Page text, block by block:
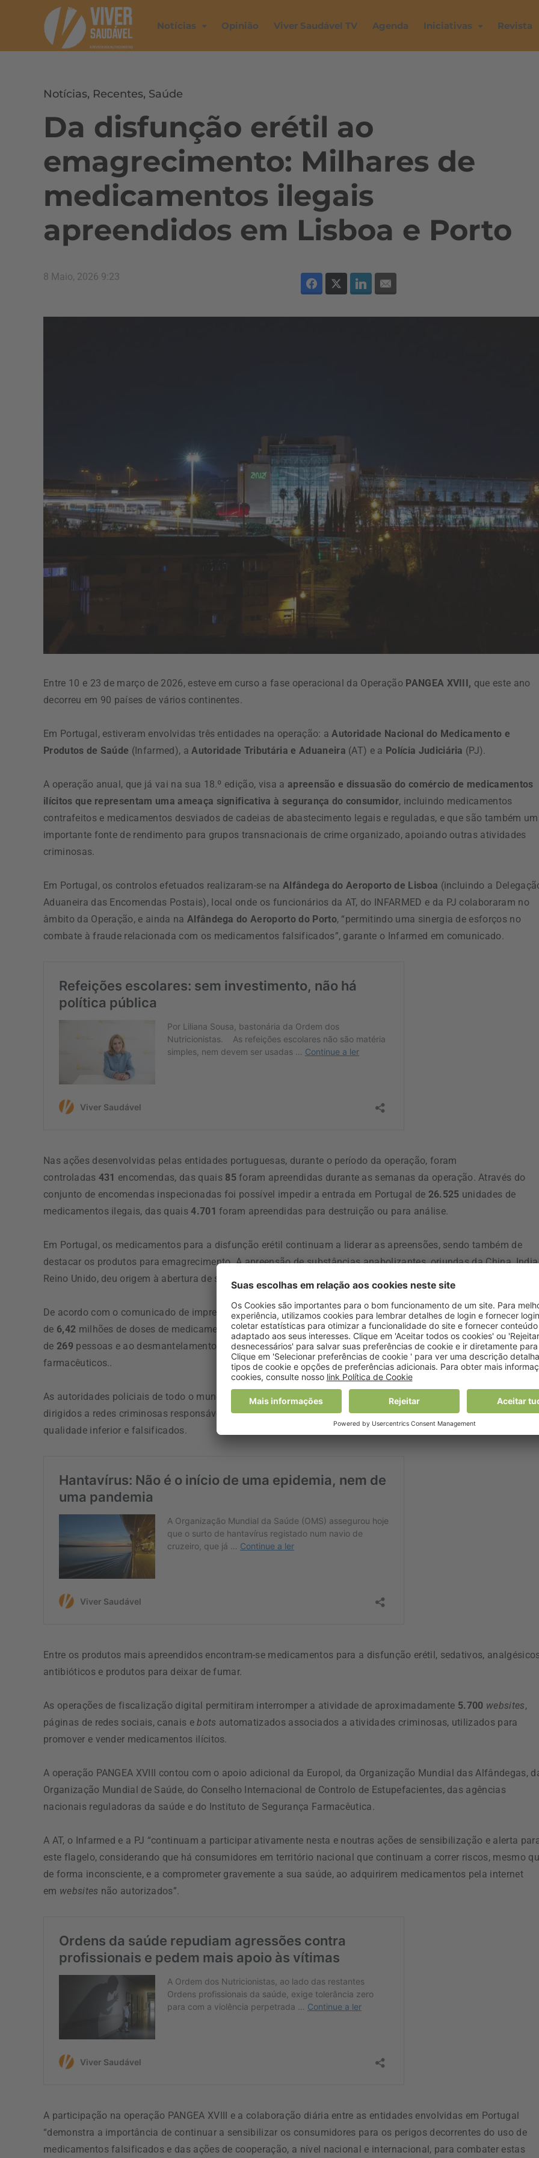
Notícias Opinião Viver Saudável TV Agenda Iniciativas Revista
Notícias, Recentes, Saúde
Da disfunção erétil ao
emagrecimento: Milhares de
medicamentos ilegais
apreendidos em Lisboa e Porto
8 Maio, 2026 9:23
Entre 10 e 23 de março de 2026, esteve em curso a fase operacional da Operação PANGEA XVIII, que este ano
decorreu em 90 países de vários continentes.
Em Portugal, estiveram envolvidas três entidades na operação: a Autoridade Nacional do Medicamento e
Produtos de Saúde (Infarmed), aAutoridade Tributária e Aduaneira (AT) e a Polícia Judiciária (PJ).
A operação anual, que já vai na sua 18.º edição, visa a apreensão e dissuasão do comércio de medicamentos
ilícitos que representam uma ameaça significativa à segurança do consumidor, incluindo medicamentos
contrafeitos e medicamentos desviados de cadeias de abastecimento legais e reguladas, e que são também
importante fonte de rendimento para grupos transnacionais de crime organizado, apoiando outras atividades
criminosas.
Em Portugal, os controlos efetuados realizaram-se na Alfândega do Aeroporto de Lisboa (incluindo a
Aduaneira das Encomendas Postais), local onde os funcionários da AT, do INFARMED e da PJ colaboraram no
âmbito da Operação, e ainda na Alfândega do Aeroporto do Porto, “permitindo uma sinergia de esforços no
combate à fraude relacionada com os medicamentos falsificados”, garante o Infarmed em comunicado.
Nas ações desenvolvidas pelas entidades portuguesas, durante o período da operação, foram
controladas 431 encomendas, das quais 85foram apreendidas durante as semanas da operação. Através do
conjunto de encomendas inspecionadas foi possível impedir a entrada em Portugal de 26.525 unidades de
medicamentos ilegais, das quais4.701 foram apreendidas para destruição ou para análise.
Em Portugal, os medicamentos para a disfunção erétil continuam a liderar as apreensões, sendo também de
destacar os produtos para emagrecimento. A apreensão de substâncias anabolizantes, oriundas da China,
Reino Unido, deu origem à abertura de sete inquéritos crime cuja investigação fica a cargo da Polícia Judiciária.
De acordo com o comunicado de imprensa da Interpol, a Operação PANGEA XVIII levou à apreensão
de 6,42 milhões de doses de medicamentos ilícitos, no valor de cerca de13 milhões de euros,à detenção
de 269 pessoas e ao desmantelamento de66grupos criminosos envolvidos no comércio ilícito de produtos
farmacêuticos..
As autoridades policiais de todo o mundo lançaram392investigações e executaram158
mandados de busca
dirigidos a redes criminosas responsáveis pela distribuição de produtos médicos não aprovados, contrafeitos,
qualidade inferior e falsificados.
Entre os produtos mais apreendidos encontram-se medicamentos para a disfunção erétil, sedativos,
antibióticos e produtos para deixar de fumar.
As operações de fiscalização digital permitiram interromper a atividade de aproximadamente 5.700 websites,
páginas de redes sociais, canais ebots automatizados associados a atividades criminosas, utilizados para
promover e vender medicamentos ilícitos.
A operação PANGEA XVIII contou com o apoio adicional da Europol, da Organização Mundial das Alfândegas,
Organização Mundial de Saúde, do Conselho Internacional de Controlo de Estupefacientes, das agências
nacionais reguladoras da saúde e do Instituto de Segurança Farmacêutica.
A AT, o Infarmed e a PJ “continuam a participar ativamente nesta e noutras ações de sensibilização e alerta
este flagelo, considerando que há consumidores em território nacional que continuam a correr riscos, mesmo
de forma inconsciente, e a comprometer gravemente a sua saúde, ao adquirirem medicamentos pela internet
em websites não autorizados”.
A participação na operação PANGEA XVIII e a colaboração diária entre as entidades envolvidas em Portugal
“demonstra a importância de continuar a sensibilizar os consumidores para os perigos decorrentes do uso de
medicamentos falsificados e das ações de cooperação, a nível nacional e internacional, para combater estas